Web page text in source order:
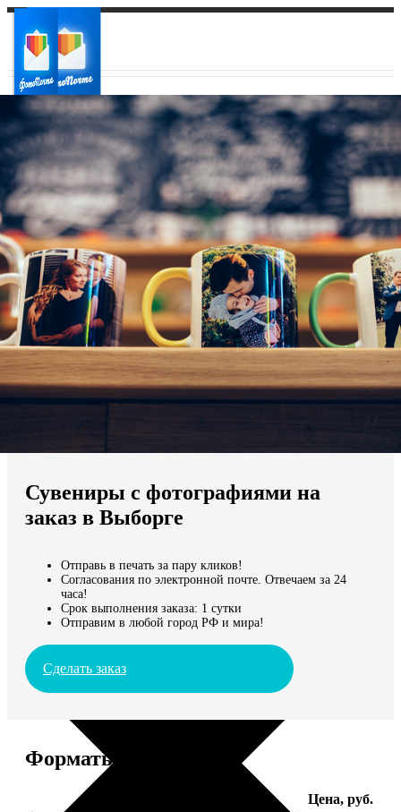
Ваш город:
Ваш регион доставки
Выберите из списка:
Мы доставляем по всему миру
Продолжить без города
Сувениры с фотографиями на
заказ в Выборге
Отправь в печать за пару кликов!
Согласования по электронной почте. Отвечаем за 24
часа!
Срок выполнения заказа: 1 сутки
Отправим в любой город РФ и мира!
Сделать заказ
Форматы и цены
Цена, руб.